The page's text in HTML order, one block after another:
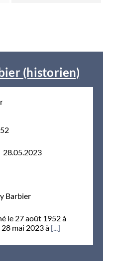
(historien)
28.05.2023
Barbier
le 27 août 1952 à
mai 2023 à [...]